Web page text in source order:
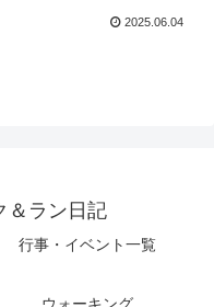
2025.06.04
＆ラン日記
行事・イベント一覧
ウォーキング